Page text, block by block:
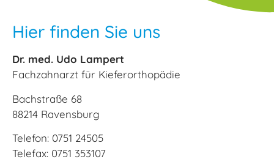
Hier finden Sie uns
Dr. med. Udo Lampert
Fachzahnarzt für Kieferorthopädie
Bachstraße 68
88214 Ravensburg
Telefon: 0751 24505
Telefax: 0751 353107